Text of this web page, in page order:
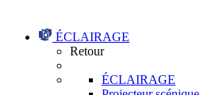
ÉCLAIRAGE
Retour
ÉCLAIRAGE